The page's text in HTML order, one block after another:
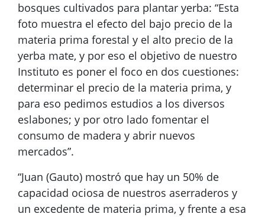
bosques cultivados para plantar yerba: “Esta
foto muestra el efecto del bajo precio de la
materia prima forestal y el alto precio de la
yerba mate, y por eso el objetivo de nuestro
Instituto es poner el foco en dos cuestiones:
determinar el precio de la materia prima, y
para eso pedimos estudios a los diversos
eslabones; y por otro lado fomentar el
consumo de madera y abrir nuevos
mercados”.
“Juan (Gauto) mostró que hay un 50% de
capacidad ociosa de nuestros aserraderos y
un excedente de materia prima, y frente a esa